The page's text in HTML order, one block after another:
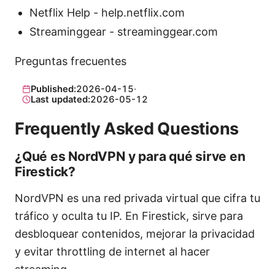
Netflix Help - help.netflix.com
Streaminggear - streaminggear.com
Preguntas frecuentes
Published:2026-04-15·
Last updated:2026-05-12
Frequently Asked Questions
¿Qué es NordVPN y para qué sirve en
Firestick?
NordVPN es una red privada virtual que cifra tu
tráfico y oculta tu IP. En Firestick, sirve para
desbloquear contenidos, mejorar la privacidad
y evitar throttling de internet al hacer